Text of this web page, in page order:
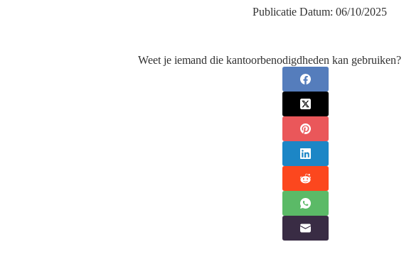
Publicatie Datum: 06/10/2025
Weet je iemand die kantoorbenodigdheden kan